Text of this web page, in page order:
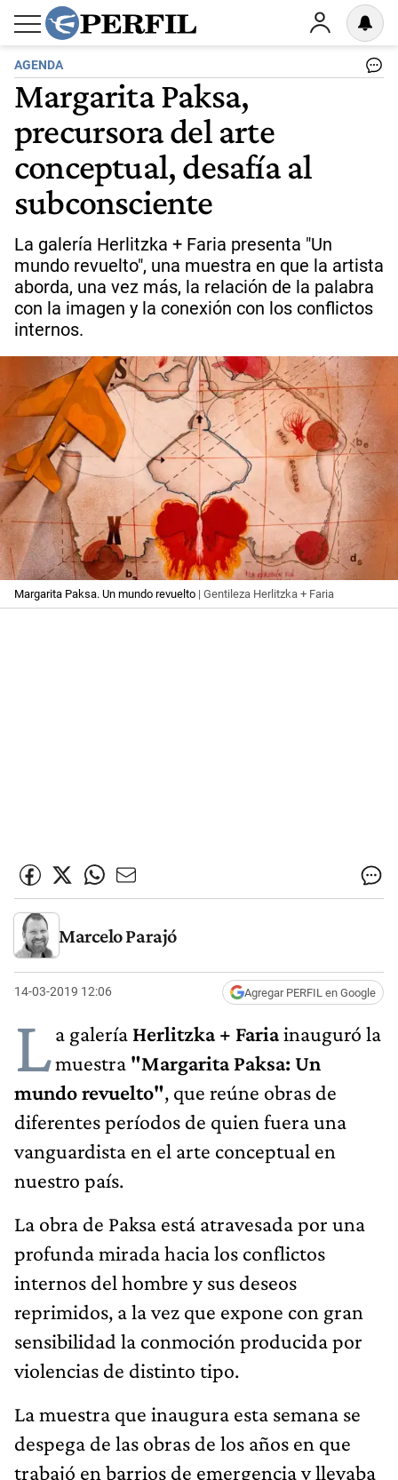
AGENDA
Margarita Paksa,
precursora del arte
conceptual, desafía al
subconsciente
La galería Herlitzka + Faria presenta "Un
mundo revuelto", una muestra en que la artista
aborda, una vez más, la relación de la palabra
con la imagen y la conexión con los conflictos
internos.
Margarita Paksa. Un mundo revuelto | Gentileza Herlitzka + Faria
Marcelo Parajó
14-03-2019 12:06 Agregar PERFIL en Google
La galería Herlitzka + Fariainauguró la
muestra "Margarita Paksa: Un
mundo revuelto", que reúne obras de
diferentes períodos de quien fuera una
vanguardista en el arte conceptual en
nuestro país.
La obra de Paksa está atravesada por una
profunda mirada hacia los conflictos
internos del hombre y sus deseos
reprimidos, a la vez que expone con gran
sensibilidad la conmoción producida por
violencias de distinto tipo.
La muestra que inaugura esta semana se
despega de las obras de los años en que
trabajó en barrios de emergencia y llevaba